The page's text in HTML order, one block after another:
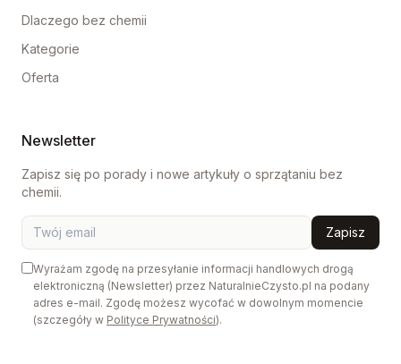
Dlaczego bez chemii
Kategorie
Oferta
Newsletter
Zapisz się po porady i nowe artykuły o sprzątaniu bez
chemii.
Zapisz
Wyrażam zgodę na przesyłanie informacji handlowych drogą
elektroniczną (Newsletter) przez NaturalnieCzysto.pl na podany
adres e-mail. Zgodę możesz wycofać w dowolnym momencie
(szczegóły w Polityce Prywatności).